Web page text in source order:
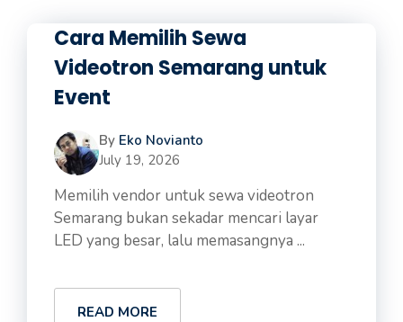
Cara Memilih Sewa
Videotron Semarang untuk
Event
By Eko Novianto
July 19, 2026
Memilih vendor untuk sewa videotron
Semarang bukan sekadar mencari layar
LED yang besar, lalu memasangnya ...
READ MORE